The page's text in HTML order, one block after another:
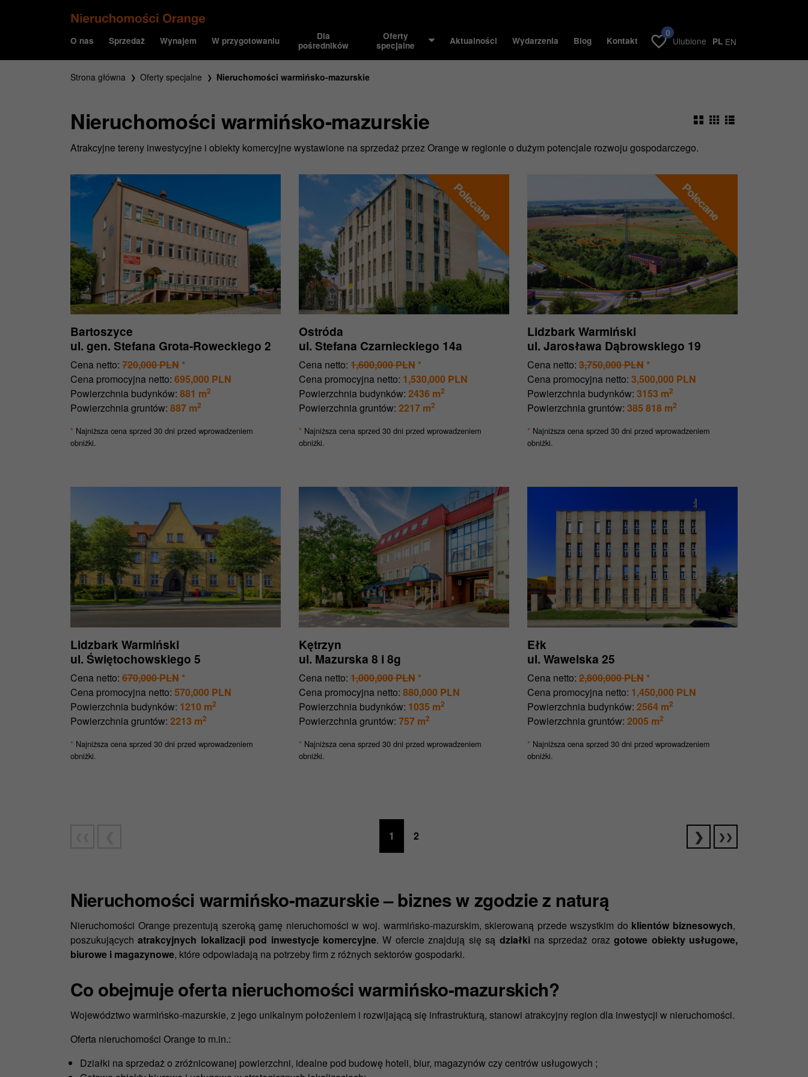
O nas Sprzedaż Wynajem W przygotowaniu
Dla
pośredników
Oferty
specjalne
Aktualności Wydarzenia Blog Kontakt
0
Ulubione PL EN
Strona główna Oferty specjalne Nieruchomości warmińsko-mazurskie
Nieruchomości warmińsko-mazurskie
Atrakcyjne tereny inwestycyjne i obiekty komercyjne wystawione na sprzedaż przez Orange w regionie o dużym potencjale rozwoju gospodarczego.
Bartoszyce
ul. gen. Stefana Grota-Roweckiego 2
Cena netto: 720,000 PLN*
Cena promocyjna netto: 695,000 PLN
Powierzchnia budynków: 881 m2
Powierzchnia gruntów: 887 m2
* Najniższa cena sprzed 30 dni przed wprowadzeniem
obniżki.
Ostróda
ul. Stefana Czarnieckiego 14a
Cena netto: 1,600,000 PLN*
Cena promocyjna netto: 1,530,000 PLN
Powierzchnia budynków: 2436 m2
Powierzchnia gruntów: 2217 m2
* Najniższa cena sprzed 30 dni przed wprowadzeniem
obniżki.
Lidzbark Warmiński
ul. Jarosława Dąbrowskiego 19
Cena netto: 3,750,000 PLN*
Cena promocyjna netto: 3,500,000 PLN
Powierzchnia budynków: 3153 m2
Powierzchnia gruntów: 385 818 m2
* Najniższa cena sprzed 30 dni przed wprowadzeniem
obniżki.
Lidzbark Warmiński
ul. Świętochowskiego 5
Cena netto: 670,000 PLN*
Cena promocyjna netto: 570,000 PLN
Powierzchnia budynków: 1210 m2
Powierzchnia gruntów: 2213 m2
* Najniższa cena sprzed 30 dni przed wprowadzeniem
obniżki.
Kętrzyn
ul. Mazurska 8 i 8g
Cena netto: 1,000,000 PLN*
Cena promocyjna netto: 880,000 PLN
Powierzchnia budynków: 1035 m2
Powierzchnia gruntów: 757 m2
* Najniższa cena sprzed 30 dni przed wprowadzeniem
obniżki.
Ełk
ul. Wawelska 25
Cena netto: 2,800,000 PLN*
Cena promocyjna netto: 1,450,000 PLN
Powierzchnia budynków: 2564 m2
Powierzchnia gruntów: 2005 m2
* Najniższa cena sprzed 30 dni przed wprowadzeniem
obniżki.
1 2
Nieruchomości warmińsko-mazurskie – biznes w zgodzie z naturą
Nieruchomości Orange prezentują szeroką gamę nieruchomości w woj. warmińsko-mazurskim, skierowaną przede wszystkim do klientów biznesowych,
poszukującychatrakcyjnych lokalizacji pod inwestycje komercyjne. W ofercie znajdują się są działkina sprzedaż orazgotowe obiekty usługowe,
biurowe i magazynowe, które odpowiadają na potrzeby firm z różnych sektorów gospodarki.
Co obejmuje oferta nieruchomości warmińsko-mazurskich?
Województwo warmińsko-mazurskie, z jego unikalnym położeniem i rozwijającą się infrastrukturą, stanowi atrakcyjny region dla inwestycji w nieruchomości.
Oferta nieruchomości Orange to m.in.:
Działki na sprzedaż o zróżnicowanej powierzchni, idealne pod budowę hoteli, biur, magazynów czy centrów usługowych ;